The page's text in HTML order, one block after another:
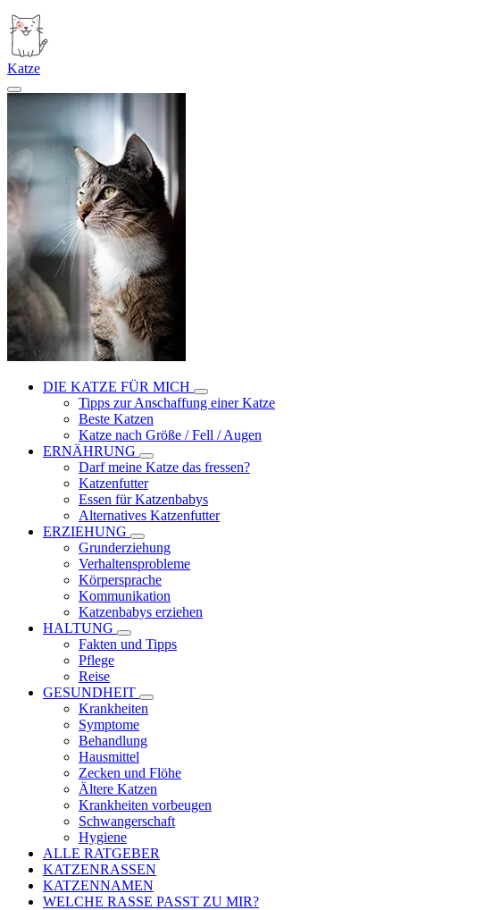
Katze
DIE KATZE FÜR MICH
Tipps zur Anschaffung einer Katze
Beste Katzen
Katze nach Größe / Fell / Augen
ERNÄHRUNG
Darf meine Katze das fressen?
Katzenfutter
Essen für Katzenbabys
Alternatives Katzenfutter
ERZIEHUNG
Grunderziehung
Verhaltensprobleme
Körpersprache
Kommunikation
Katzenbabys erziehen
HALTUNG
Fakten und Tipps
Pflege
Reise
GESUNDHEIT
Krankheiten
Symptome
Behandlung
Hausmittel
Zecken und Flöhe
Ältere Katzen
Krankheiten vorbeugen
Schwangerschaft
Hygiene
ALLE RATGEBER
KATZENRASSEN
KATZENNAMEN
WELCHE RASSE PASST ZU MIR?